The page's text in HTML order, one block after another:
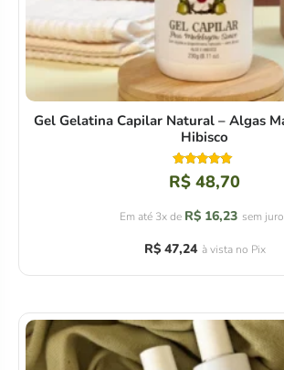
Gel Gelatina Capilar Natural – Algas
Hibisco
Avaliação
4.92
R$ 48,70
Em até 3x de R$ 16,23 sem
R$47,24 à vista no Pix